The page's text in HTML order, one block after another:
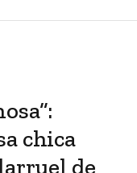
chica
de